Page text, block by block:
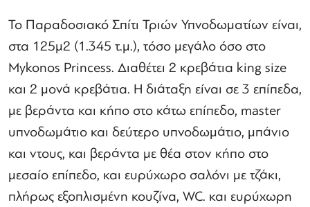
Το Παραδοσιακό Σπίτι Τριών Υπνοδωματίων είναι,
στα 125μ2 (1.345 τ.μ.), τόσο μεγάλο όσο στο
Mykonos Princess. Διαθέτει 2 κρεβάτια king size
και 2 μονά κρεβάτια. Η διάταξη είναι σε 3 επίπεδα,
με βεράντα και κήπο στο κάτω επίπεδο, master
υπνοδωμάτιο και δεύτερο υπνοδωμάτιο, μπάνιο
και ντους, και βεράντα με θέα στον κήπο στο
μεσαίο επίπεδο, και ευρύχωρο σαλόνι με τζάκι,
πλήρως εξοπλισμένη κουζίνα, WC. και ευρύχωρη